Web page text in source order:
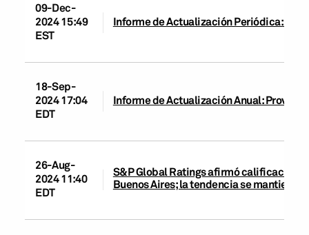
09-Dec-
2024 15:49
EST
Informe de Actualización Periódica:
18-Sep-
2024 17:04
EDT
Informe de Actualización Anual:
26-Aug-
2024 11:40
EDT
S&P Global Ratings afirmó calificación
Buenos Aires; la tendencia se mantiene